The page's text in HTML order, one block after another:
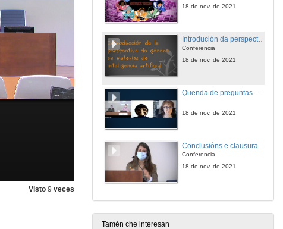
Visto 9 veces
18 de nov. de 2021
Introdución da perspectiva de xénero en materias de intelixencia artificial
Conferencia
18 de nov. de 2021
18 de nov. de 2021
Conclusións e clausura
Conferencia
18 de nov. de 2021
Tamén che interesan